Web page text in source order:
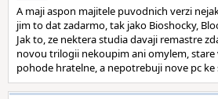
A maji aspon majitele puvodnich verzi
jim to dat zadarmo, tak jako Bioshocky,
Jak to, ze nektera studia davaji remastre
novou trilogii nekoupim ani omylem, stare
pohode hratelne, a nepotrebuji nove pc ke